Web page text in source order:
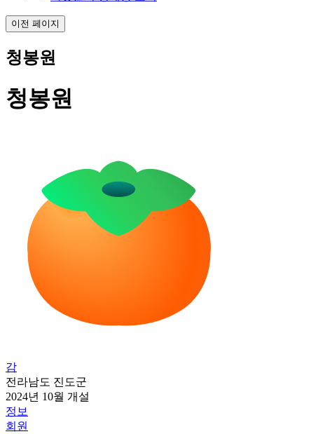
이전 페이지
청봉원
청봉원
감
전라남도 진도군
2024년 10월 개설
정보
회원